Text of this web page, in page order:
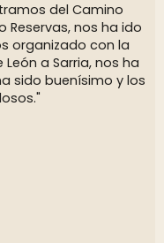
del Camino
Reservas, nos ha ido
organizado con la
a Sarria, nos ha
sido buenísimo y los